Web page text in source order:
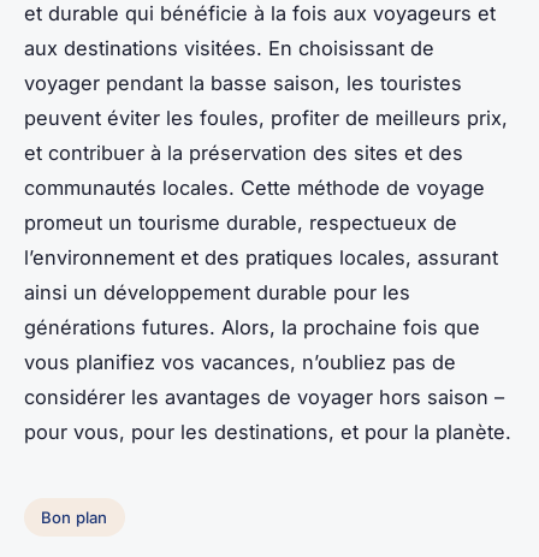
et durable qui bénéficie à la fois aux voyageurs et
aux destinations visitées. En choisissant de
voyager pendant la basse saison, les touristes
peuvent éviter les foules, profiter de meilleurs prix,
et contribuer à la préservation des sites et des
communautés locales. Cette méthode de voyage
promeut un tourisme durable, respectueux de
l’environnement et des pratiques locales, assurant
ainsi un développement durable pour les
générations futures. Alors, la prochaine fois que
vous planifiez vos vacances, n’oubliez pas de
considérer les avantages de voyager hors saison –
pour vous, pour les destinations, et pour la planète.
Bon plan